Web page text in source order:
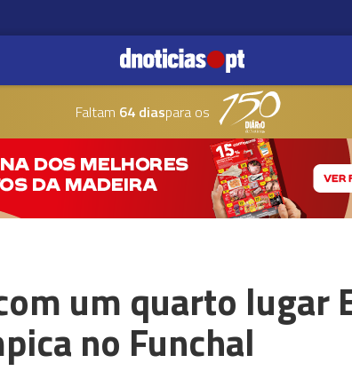
Faltam 64 diaspara os
um quarto lugar
no Funchal